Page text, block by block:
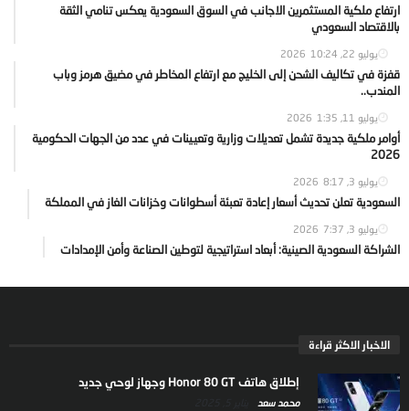
ارتفاع ملكية المستثمرين الاجانب في السوق السعودية يعكس تنامي الثقة
بالاقتصاد السعودي
يوليو 22, 2026 10:24
قفزة في تكاليف الشحن إلى الخليج مع ارتفاع المخاطر في مضيق هرمز وباب
المندب..
يوليو 11, 2026 1:35
أوامر ملكية جديدة تشمل تعديلات وزارية وتعيينات في عدد من الجهات الحكومية
2026
يوليو 3, 2026 8:17
السعودية تعلن تحديث أسعار إعادة تعبئة أسطوانات وخزانات الغاز في المملكة
يوليو 3, 2026 7:37
الشراكة السعودية الصينية: أبعاد استراتيجية لتوطين الصناعة وأمن الإمدادات
الاخبار الاكثر قراءة
إطلاق هاتف Honor 80 GT وجهاز لوحي جديد
محمد سعد